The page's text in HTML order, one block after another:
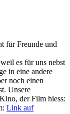
für Freunde und
es für uns nebst
in eine andere
noch einen
Unsere
der Film hiess:
Link auf